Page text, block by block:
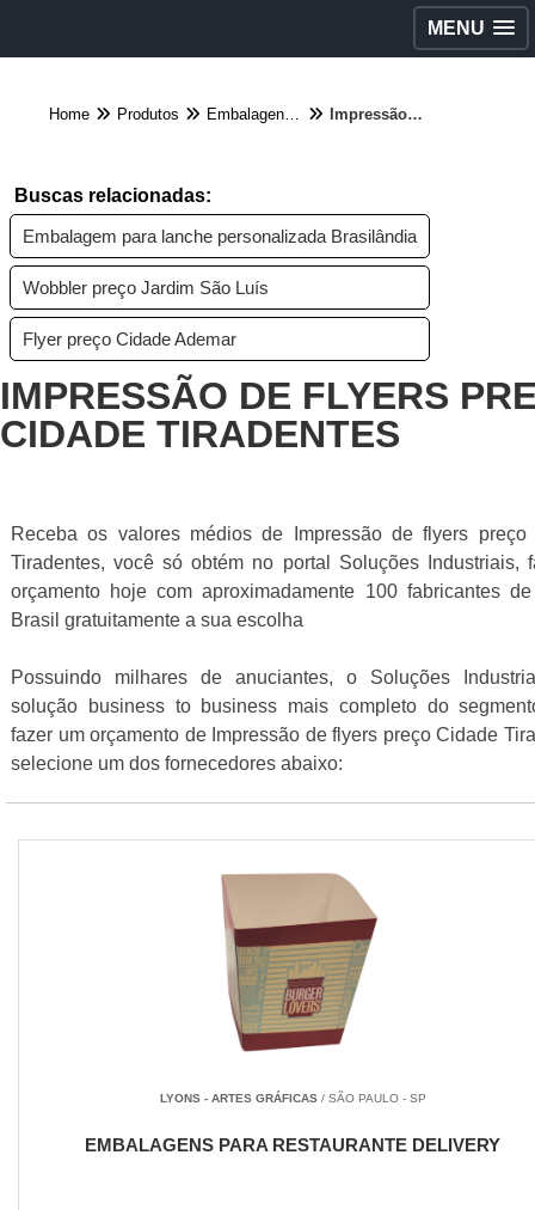
MENU
Home Produtos Embalagens diversas - Categoria Impressão de flyers preço Cidade Tiradentes
Buscas relacionadas:
Embalagem para lanche personalizada Brasilândia
Wobbler preço Jardim São Luís
Flyer preço Cidade Ademar
IMPRESSÃO DE FLYERS
CIDADE TIRADENTES
Receba os valores médios de Impressão de flyers preço
Tiradentes, você só obtém no portal Soluções Industriais,
orçamento hoje com aproximadamente 100 fabricantes
Brasil gratuitamente a sua escolha
Possuindo milhares de anuciantes, o Soluções
solução business to business mais completo do
fazer um orçamento de Impressão de flyers preço Cidade
selecione um dos fornecedores abaixo:
LYONS - ARTES GRÁFICAS/ SÃO PAULO - SP
EMBALAGENS PARA RESTAURANTE DELIVERY